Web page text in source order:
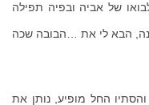
של אביה ובפיה תפילה
הבא לי את הבובה שכה
החל מופיע,נותן את